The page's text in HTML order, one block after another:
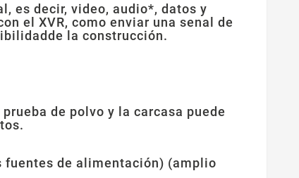
es decir, video, audio*, datos y
el XVR, como enviar una senal de
la construcción.
de polvo y la carcasa puede
fuentes de alimentación) (amplio